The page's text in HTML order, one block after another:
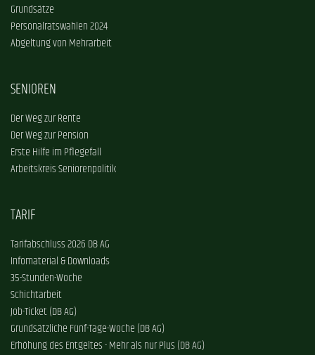
Grundsätze
Personalratswahlen 2024
Abgeltung von Mehrarbeit
SENIOREN
Der Weg zur Rente
Der Weg zur Pension
Erste Hilfe im Pflegefall
Arbeitskreis Seniorenpolitik
TARIF
Tarifabschluss 2026 DB AG
Infomaterial & Downloads
35-Stunden-Woche
Schichtarbeit
Job-Ticket (DB AG)
Grundsätzliche Fünf-Tage-Woche (DB AG)
Erhöhung des Entgeltes - Mehr als nur Plus (DB AG)